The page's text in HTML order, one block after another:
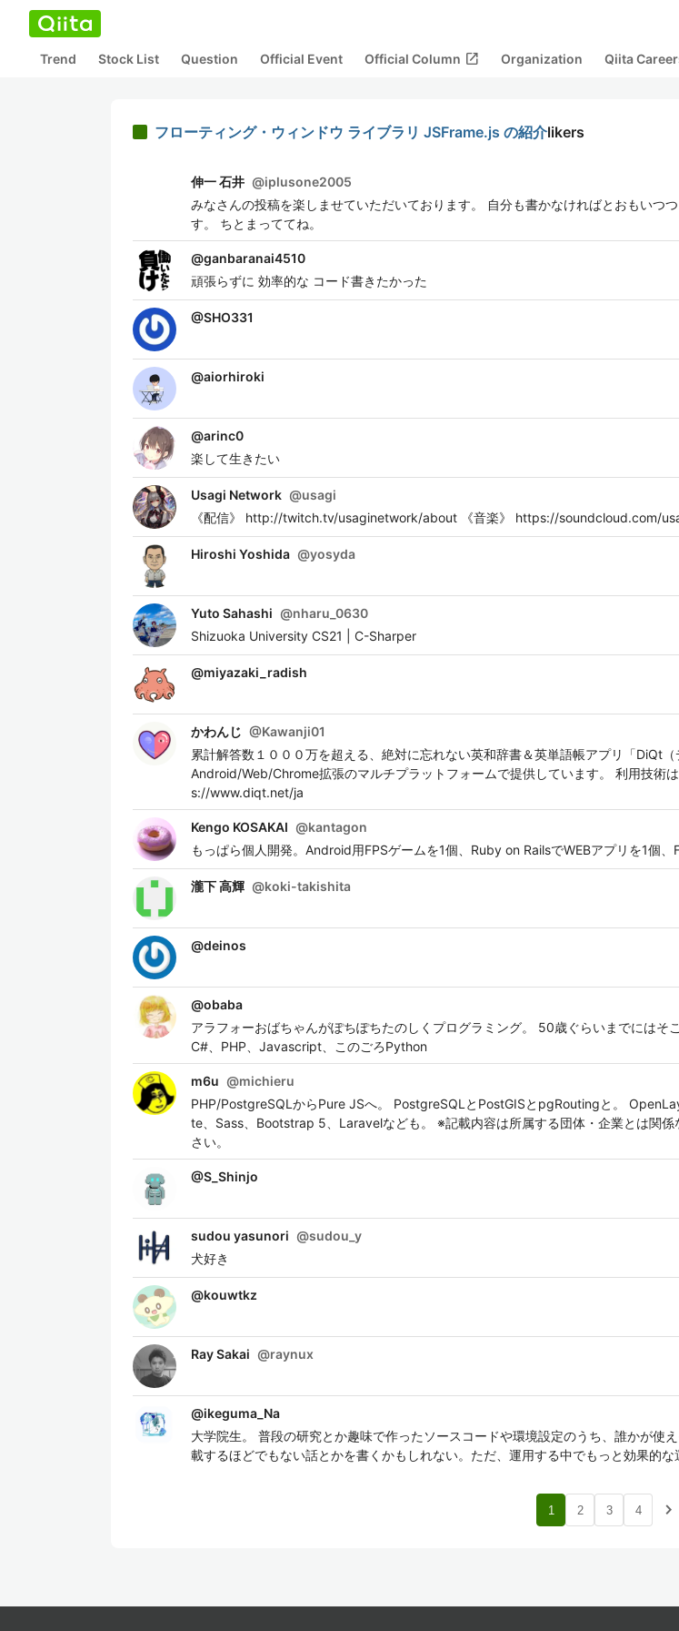
Trend Stock List Question Official Event Official Column open_in_new Organization Qiita
フローティング・ウィンドウ ライブラリ JSFrame.js の紹介likers
伸一 石井 @iplusone2005
みなさんの投稿を楽しませていただいております。 自分も書かなければとおもいつ
す。 ちとまっててね。
@ganbaranai4510
頑張らずに 効率的な コード書きたかった
@SHO331
@aiorhiroki
@arinc0
楽して生きたい
Usagi Network @usagi
《配信》 http://twitch.tv/usaginetwork/about 《音楽》 https://soundcloud.com/
Hiroshi Yoshida @yosyda
Yuto Sahashi @nharu_0630
Shizuoka University CS21 | C-Sharper
@miyazaki_radish
かわんじ @Kawanji01
累計解答数１０００万を超える、絶対に忘れない英和辞書＆英単語帳アプリ「DiQt
Android/Web/Chrome拡張のマルチプラットフォームで提供しています。 利用技術
s://www.diqt.net/ja
Kengo KOSAKAI @kantagon
もっぱら個人開発。Android用FPSゲームを1個、Ruby on RailsでWEBアプリを1個、
瀧下 高輝 @koki-takishita
@deinos
@obaba
アラフォーおばちゃんがぽちぽちたのしくプログラミング。 50歳ぐらいまでにはそ
C#、PHP、Javascript、このごろPython
m6u @michieru
PHP/PostgreSQLからPure JSへ。 PostgreSQLとPostGISとpgRoutingと。
te、Sass、Bootstrap 5、Laravelなども。 ※記載内容は所属する団体・企業とは関
さい。
@S_Shinjo
sudou yasunori @sudou_y
犬好き
@kouwtkz
Ray Sakai @raynux
@ikeguma_Na
大学院生。 普段の研究とか趣味で作ったソースコードや環境設定のうち、誰かが使
載するほどでもない話とかを書くかもしれない。ただ、運用する中でもっと効果的な
1 2 3 4 navigate_next